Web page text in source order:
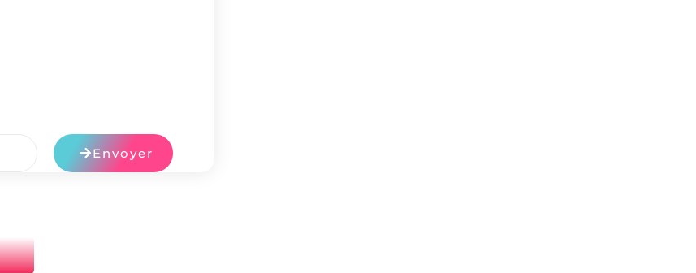
Envoyer